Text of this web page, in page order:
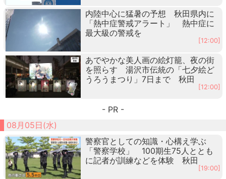
内陸中心に猛暑の予想 秋田県内に
「熱中症警戒アラート」 熱中症に
最大級の警戒を
[12:00]
あでやかな美人画の絵灯籠、夜の街
を照らす 湯沢市伝統の「七夕絵ど
うろうまつり」7日まで 秋田
[12:00]
- PR -
08月05日(水)
警察官としての知識・心構え学ぶ
「警察学校」 100期生75人ととも
に記者が訓練などを体験 秋田
[19:00]